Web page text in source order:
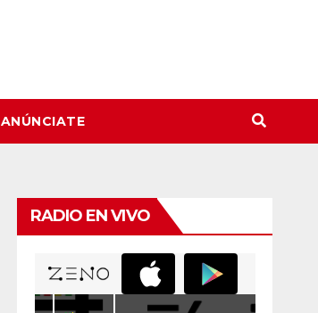
ANÚNCIATE
RADIO EN VIVO